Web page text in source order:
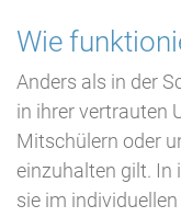
Wie
Anders als in der
in ihrer vertrauten
Mitschülern oder
einzuhalten gilt. In
sie im